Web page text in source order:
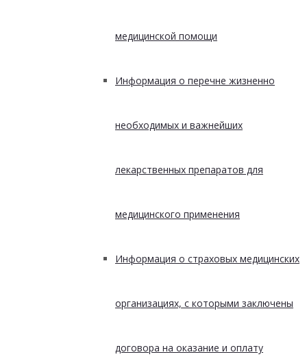
медицинской помощи
Информация о перечне жизненно
необходимых и важнейших
лекарственных препаратов для
медицинского применения
Информация о страховых медицинских
организациях, с которыми заключены
договора на оказание и оплату